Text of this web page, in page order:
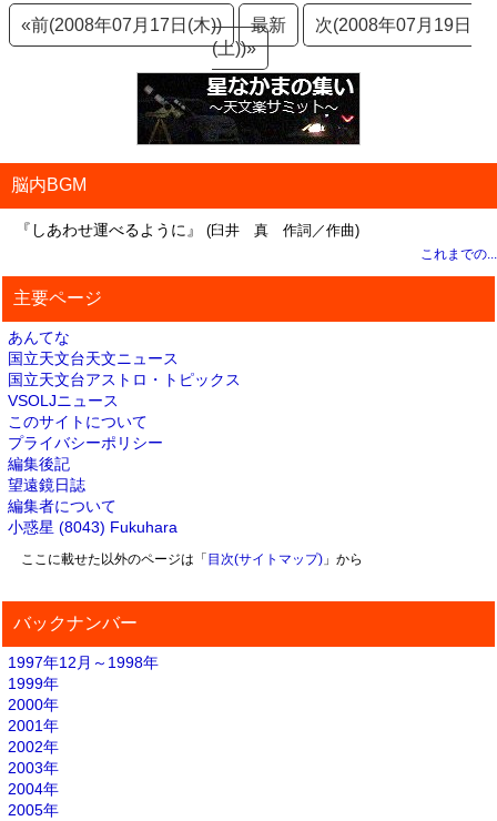
«前(2008年07月17日(木)) 最新
次(2008年07月19日
(土))»
脳内BGM
『しあわせ運べるように』 (臼井 真 作詞／作曲)
これまでの...
主要ページ
あんてな
国立天文台天文ニュース
国立天文台アストロ・トピックス
VSOLJニュース
このサイトについて
プライバシーポリシー
編集後記
望遠鏡日誌
編集者について
小惑星 (8043) Fukuhara
ここに載せた以外のページは「 目次(サイトマップ)」から
バックナンバー
1997年12月～1998年
1999年
2000年
2001年
2002年
2003年
2004年
2005年